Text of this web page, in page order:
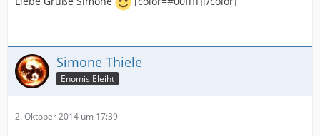
Simone Thiele
Enomis Eleiht
2. Oktober 2014 um 17:39